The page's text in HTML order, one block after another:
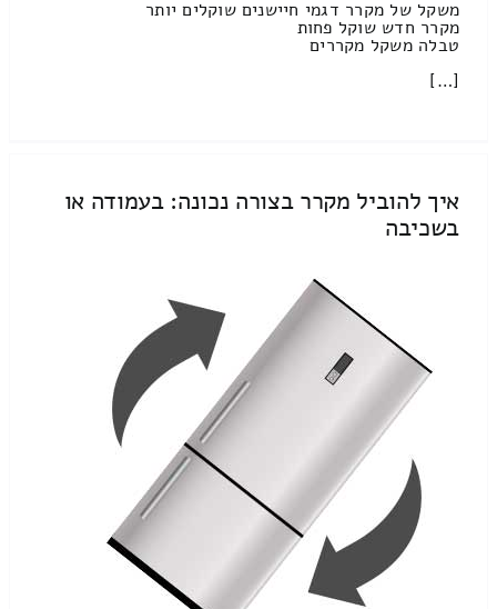
משקל של מקרר דגמי חיישנים שוקלים יותר
מקרר חדש שוקל פחות
טבלה משקל מקררים
[…]
איך להוביל מקרר בצורה נכונה: בעמודה או
בשכיבה